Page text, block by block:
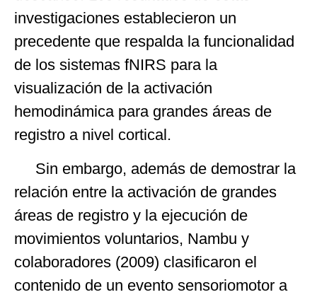
investigaciones establecieron un
precedente que respalda la funcionalidad
de los sistemas fNIRS para la
visualización de la activación
hemodinámica para grandes áreas de
registro a nivel cortical.
Sin embargo, además de demostrar la
relación entre la activación de grandes
áreas de registro y la ejecución de
movimientos voluntarios, Nambu y
colaboradores (2009) clasificaron el
contenido de un evento sensoriomotor a